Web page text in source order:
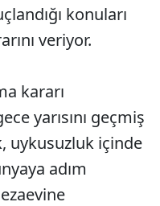
konuları
veriyor.
kararı
yarısını geçmiş
uykusuzluk içinde
adım